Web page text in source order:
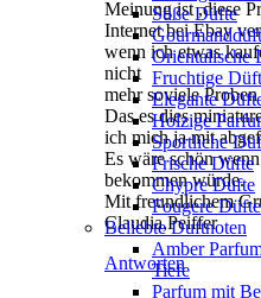
Süße Düfte
Orientalische
Fruchtige
Elegante
Holzige
Sportliche
Frische Düfte
Chypre Düfte
Fougere Düfte
Beliebte Duftnoten
Amber
Tiefe
Parfum mit
Meinung ist ,diese
Internet bei Ebay
wenn ich etwas
nicht
mehr soviele
Das es dies
ich mich ja mit
Es wäre schön
bekommen würde.
Mit freundlichem
Claudia,Peiffer
Antworten